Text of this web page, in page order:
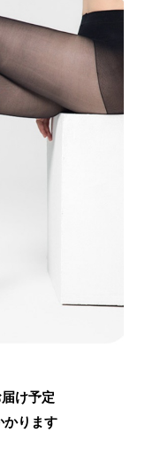
け予定
かります